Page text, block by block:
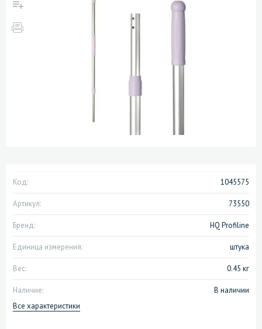
Код: 1045575
Артикул: 73550
Бренд: HQ Profiline
Единица измерения: штука
Вес: 0.45 кг
Наличие:
В наличии
Все характеристики